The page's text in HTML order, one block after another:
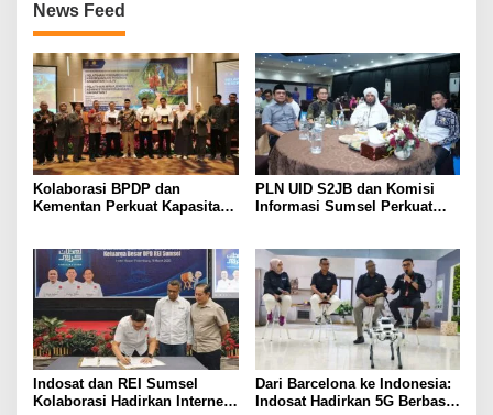
News Feed
Kolaborasi BPDP dan
Kementan Perkuat Kapasitas
PLN UID S2JB dan Komisi
Informasi Sumsel Perkuat
Indosat dan REI Sumsel
Kolaborasi Hadirkan Internet
Dari Barcelona ke Indonesia:
Indosat Hadirkan 5G Berbasis